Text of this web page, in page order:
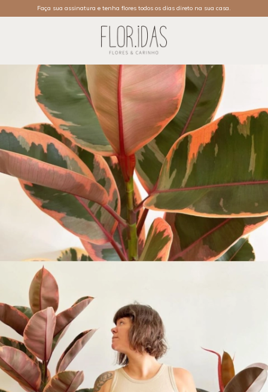
Faça sua assinatura e tenha flores todos os dias direto na sua casa.